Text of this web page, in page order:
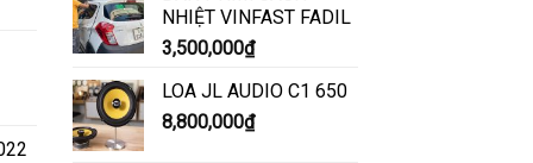
NHIỆT VINFAST FADIL
3,500,000₫
LOA JL AUDIO C1 650
8,800,000₫